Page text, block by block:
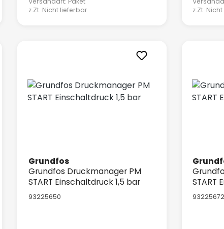
z.Zt. Nicht lieferbar
z.Zt.
Grundfos
Grundfos Druckmanager PM
START Einschaltdruck 1,5 bar
93225650
START
93225672